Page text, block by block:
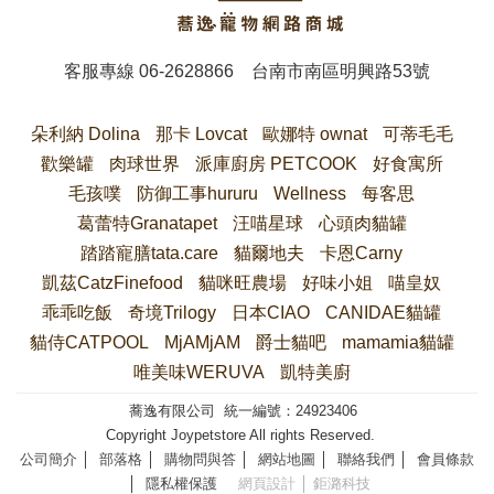
客服專線06-2628866 台南市南區明興路53號
朵利納 Dolina 那卡 Lovcat 歐娜特 ownat
可蒂毛毛
歡樂罐
肉球世界 派庫廚房 PETCOOK
好食寓所
毛孩噗
防御工事hururu Wellness
每客思
葛蕾特Granatapet
汪喵星球
心頭肉貓罐
踏踏寵膳tata.care
貓爾地夫
卡恩Carny
凱茲CatzFinefood
貓咪旺農場 好味小姐
喵皇奴
乖乖吃飯
奇境Trilogy 日本CIAO
CANIDAE貓罐
貓侍CATPOOL
MjAMjAM 爵士貓吧
mamamia貓罐
唯美味WERUVA
凱特美廚
蕎逸有限公司 統一編號：24923406
Copyright Joypetstore All rights Reserved.
公司簡介
部落格 購物問與答 網站地圖 聯絡我們
會員條款
隱私權保護 網頁設計 │ 鉅潞科技